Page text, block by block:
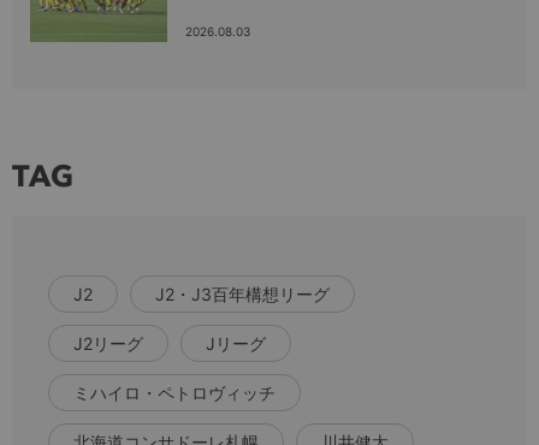
2026.08.03
TAG
J2 J2・J3百年構想リーグ
J2リーグ Jリーグ
ミハイロ・ペトロヴィッチ